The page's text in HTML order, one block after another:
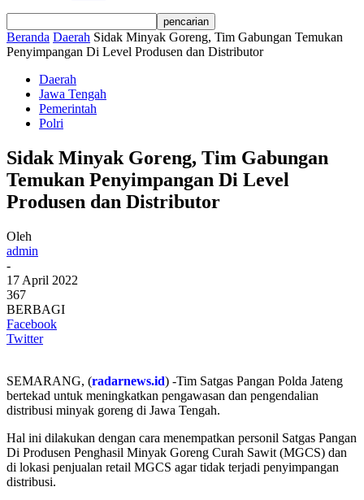
Beranda Daerah Sidak Minyak Goreng, Tim Gabungan Temukan
Penyimpangan Di Level Produsen dan Distributor
Daerah
Jawa Tengah
Pemerintah
Polri
Sidak Minyak Goreng, Tim Gabungan
Temukan Penyimpangan Di Level
Produsen dan Distributor
Oleh
admin
-
17 April 2022
367
BERBAGI
Facebook
Twitter
SEMARANG, (radarnews.id) -Tim Satgas Pangan Polda Jateng
bertekad untuk meningkatkan pengawasan dan pengendalian
distribusi minyak goreng di Jawa Tengah.
Hal ini dilakukan dengan cara menempatkan personil Satgas Pangan
Di Produsen Penghasil Minyak Goreng Curah Sawit (MGCS) dan
di lokasi penjualan retail MGCS agar tidak terjadi penyimpangan
distribusi.